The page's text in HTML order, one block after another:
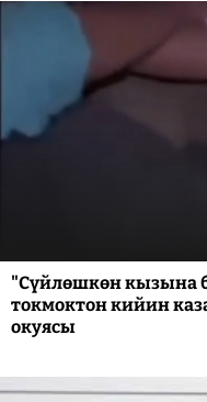
"Сүйлөшкөн кызына
токмоктон кийин
окуясы